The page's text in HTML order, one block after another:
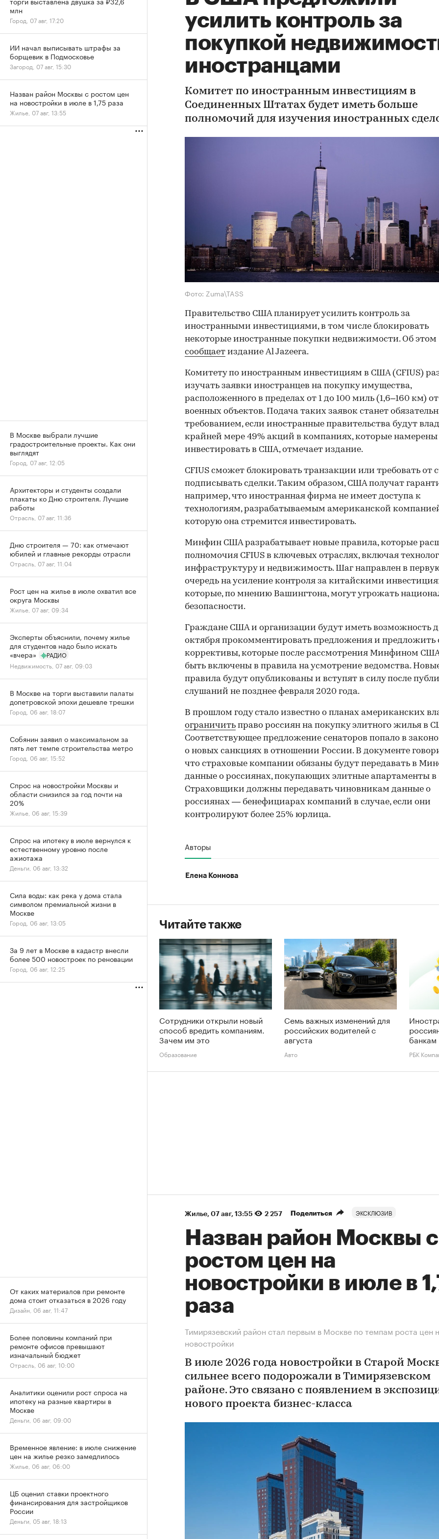
усилить контроль за
покупкой
иностранцами
Комитет по иностранным инвестициям в
Соединенных Штатах будет иметь больше
полномочий для изучения иностранных
Фото: Zuma\TASS
Правительство США планирует усилить контроль за
иностранными инвестициями, в том числе блокировать
некоторые иностранные покупки недвижимости. Об этом
сообщает издание Al Jazeera.
Комитету по иностранным инвестициям в США (CFIUS)
изучать заявки иностранцев на покупку имущества,
расположенного в пределах от 1 до 100 миль (1,6–160 км) от
военных объектов. Подача таких заявок станет
требованием, если иностранные правительства будут
крайней мере 49% акций в компаниях, которые намерены
инвестировать в США, отмечает издание.
CFIUS сможет блокировать транзакции или требовать от
подписывать сделки. Таким образом, США получат
например, что иностранная фирма не имеет доступа к
технологиям, разрабатываемым американской
которую она стремится инвестировать.
Минфин США разрабатывает новые правила, которые
полномочия CFIUS в ключевых отраслях, включая
инфраструктуру и недвижимость. Шаг направлен в
очередь на усиление контроля за китайскими
которые, по мнению Вашингтона, могут угрожать
безопасности.
Граждане США и организации будут иметь возможность
октября прокомментировать предложения и предложить
коррективы, которые после рассмотрения Минфином
быть включены в правила на усмотрение ведомства.
правила будут опубликованы и вступят в силу после
слушаний не позднее февраля 2020 года.
В прошлом году стало известно о планах американских
ограничить право россиян на покупку элитного жилья в
Соответствующее предложение сенаторов попало в
о новых санкциях в отношении России. В документе
что страховые компании обязаны будут передавать в
данные о россиянах, покупающих элитные апартаменты
Страховщики должны передавать чиновникам данные о
россиянах — бенефициарах компаний в случае, если они
контролируют более 25% юрлица.
Авторы
Елена Коннова
Читайте также
Сотрудники открыли новый
способ вредить компаниям.
Зачем им это
Образование
Семь важных изменений для
российских водителей с
августа
Авто
банкам
РБК
Жилье⁠, 07 авг, 13:55 2 257 Поделиться ЭКСКЛЮЗИВ
Назван район Москвы с
ростом цен на
новостройки в июле в
раза
Тимирязевский район стал первым в Москве по темпам роста цен
новостройки
В июле 2026 года новостройки в Старой
сильнее всего подорожали в Тимирязевском
районе. Это связано с появлением в
нового проекта бизнес-класса
млн
Город, 07 авг, 17:20
ИИ начал выписывать штрафы за
борщевик в Подмосковье
Загород, 07 авг, 15:30
Назван район Москвы с ростом цен
на новостройки в июле в 1,75 раза
Жилье, 07 авг, 13:55
В Москве выбрали лучшие
градостроительные проекты. Как они
выглядят
Город, 07 авг, 12:05
Архитекторы и студенты создали
плакаты ко Дню строителя. Лучшие
работы
Отрасль, 07 авг, 11:36
Дню строителя — 70: как отмечают
юбилей и главные рекорды отрасли
Отрасль, 07 авг, 11:04
Рост цен на жилье в июле охватил все
округа Москвы
Жилье, 07 авг, 09:34
Эксперты объяснили, почему жилье
для студентов надо было искать
«вчера»
РАДИО
Недвижимость, 07 авг, 09:03
В Москве на торги выставили палаты
допетровской эпохи дешевле трешки
Город, 06 авг, 18:07
Собянин заявил о максимальном за
пять лет темпе строительства метро
Город, 06 авг, 15:52
Спрос на новостройки Москвы и
области снизился за год почти на
20%
Жилье, 06 авг, 15:39
Спрос на ипотеку в июле вернулся к
естественному уровню после
ажиотажа
Деньги, 06 авг, 13:32
Сила воды: как река у дома стала
символом премиальной жизни в
Москве
Город, 06 авг, 13:05
За 9 лет в Москве в кадастр внесли
более 500 новостроек по реновации
Город, 06 авг, 12:25
От каких материалов при ремонте
дома стоит отказаться в 2026 году
Дизайн, 06 авг, 11:47
Более половины компаний при
ремонте офисов превышают
изначальный бюджет
Отрасль, 06 авг, 10:00
Аналитики оценили рост спроса на
ипотеку на разные квартиры в
Москве
Деньги, 06 авг, 09:00
Временное явление: в июле снижение
цен на жилье резко замедлилось
Жилье, 06 авг, 06:00
ЦБ оценил ставки проектного
финансирования для застройщиков
России
Деньги, 05 авг, 18:13